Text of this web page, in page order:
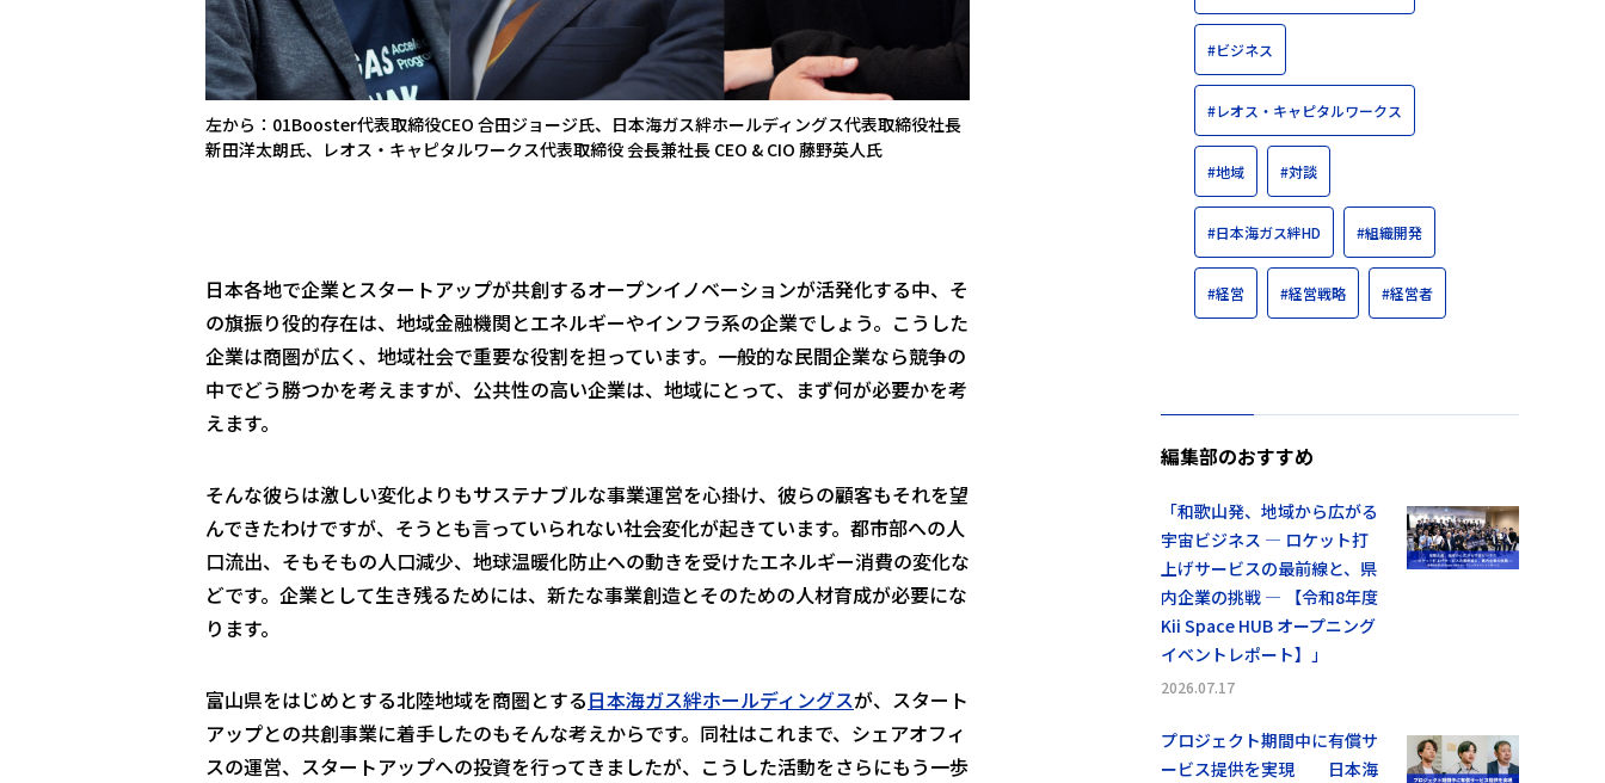
左から：01Booster代表取締役CEO 合田ジョージ氏、日本海ガス絆ホールディングス代表取締役社長
新田洋太朗氏、レオス・キャピタルワークス代表取締役 会長兼社長 CEO & CIO 藤野英人氏
日本各地で企業とスタートアップが共創するオープンイノベーションが活発化する中、そ
の旗振り役的存在は、地域金融機関とエネルギーやインフラ系の企業でしょう。こうした
企業は商圏が広く、地域社会で重要な役割を担っています。一般的な民間企業なら競争の
中でどう勝つかを考えますが、公共性の高い企業は、地域にとって、まず何が必要かを考
えます。
そんな彼らは激しい変化よりもサステナブルな事業運営を心掛け、彼らの顧客もそれを望
んできたわけですが、そうとも言っていられない社会変化が起きています。都市部への人
口流出、そもそもの人口減少、地球温暖化防止への動きを受けたエネルギー消費の変化な
どです。企業として生き残るためには、新たな事業創造とそのための人材育成が必要にな
ります。
富山県をはじめとする北陸地域を商圏とする日本海ガス絆ホールディングスが、スタート
アップとの共創事業に着手したのもそんな考えからです。同社はこれまで、シェアオフィ
スの運営、スタートアップへの投資を行ってきましたが、こうした活動をさらにもう一歩
#ビジネス
#レオス・キャピタルワークス
#地域 #対談
#日本海ガス絆HD #組織開発
#経営 #経営戦略 #経営者
編集部のおすすめ
「和歌山発、地域から広がる
宇宙ビジネス ― ロケット打
上げサービスの最前線と、県
内企業の挑戦 ― 【令和8年度
Kii Space HUB オープニング
イベントレポート】」
2026.07.17
プロジェクト期間中に有償サ
ービス提供を実現 日本海